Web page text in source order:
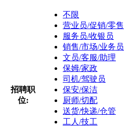
招聘职
位:
不限
营业员/促销/零售
服务员/收银员
销售/市场/业务员
文员/客服/助理
保姆/家政
司机/驾驶员
保安/保洁
厨师/切配
送货/快递/仓管
工人/技工